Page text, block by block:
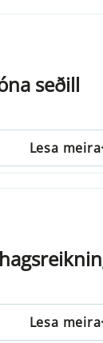
seðill
Lesa meira
Lesa meira